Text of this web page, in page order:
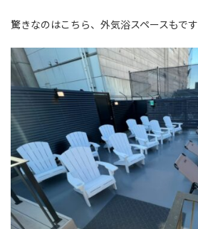
驚きなのはこちら、外気浴スペースもです